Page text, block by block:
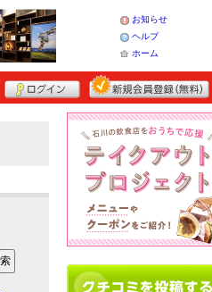
お知らせ
ヘルプ
ホーム